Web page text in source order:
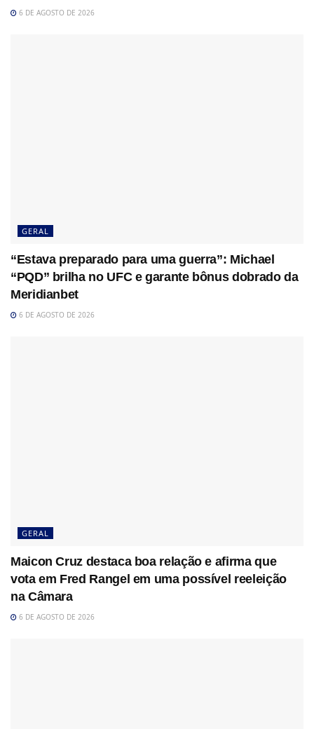
6 DE AGOSTO DE 2026
GERAL
“Estava preparado para uma guerra”: Michael
“PQD” brilha no UFC e garante bônus dobrado da
Meridianbet
6 DE AGOSTO DE 2026
GERAL
Maicon Cruz destaca boa relação e afirma que
vota em Fred Rangel em uma possível reeleição
na Câmara
6 DE AGOSTO DE 2026